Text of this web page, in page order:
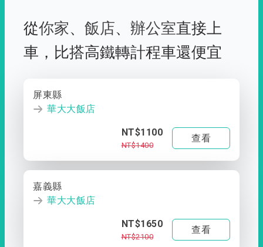
從你家、 飯店、 辦公室直接上
車， 比搭高鐵轉計程車還便宜
屏東縣
華大大飯店
NT$1100
NT$1400
查看
嘉義縣
華大大飯店
NT$1650
NT$2100
查看